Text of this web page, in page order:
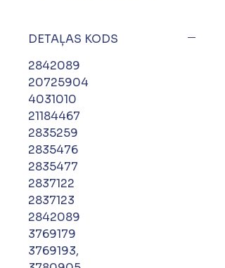
DETAĻAS KODS
2842089
20725904
4031010
21184467
2835259
2835476
2835477
2837122
2837123
2842089
3769179
3769193,